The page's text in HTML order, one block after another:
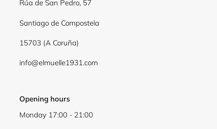
Rúa de San Pedro, 57
Santiago de Compostela
15703 (A Coruña)
info@elmuelle1931.com
Opening hours
Monday 17:00 - 21:00